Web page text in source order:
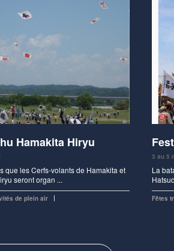
Hamakita Hiryu
que les Cerfs-volants de Hamakita et
seront organ ...
de plein air
3 au 5
La
Fêtes